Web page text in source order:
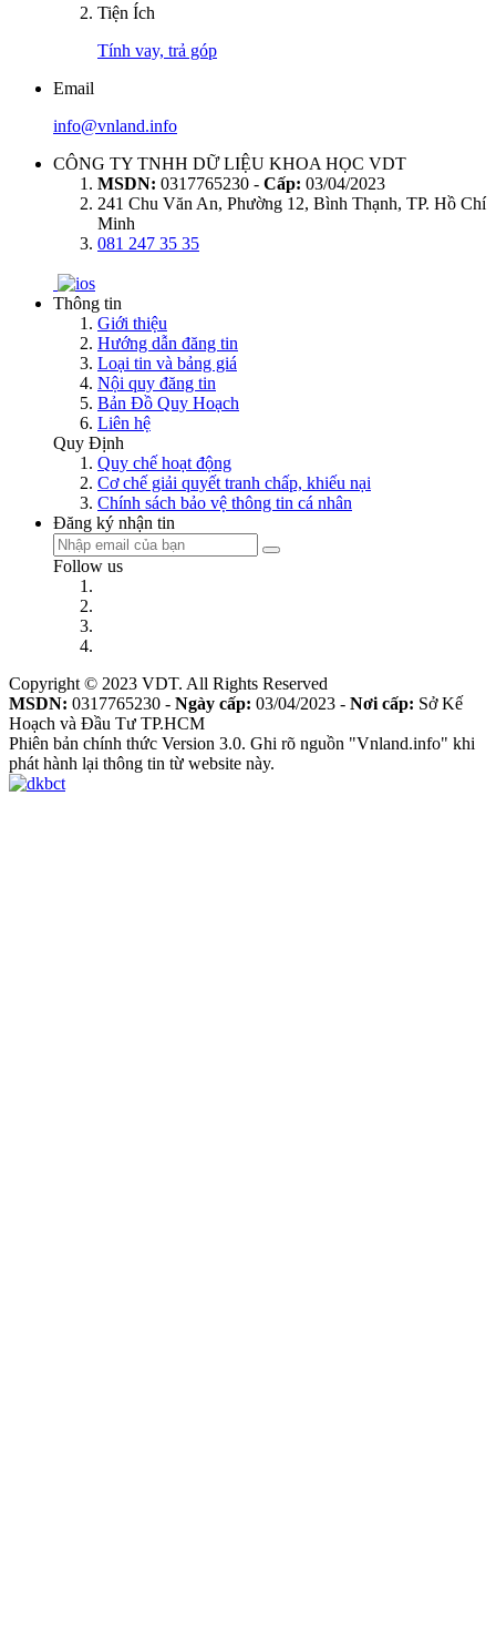
Tiện Ích
Tính vay, trả góp
Email
info@vnland.info
CÔNG TY TNHH DỮ LIỆU KHOA HỌC VDT
MSDN: 0317765230 - Cấp: 03/04/2023
241 Chu Văn An, Phường 12, Bình Thạnh, TP. Hồ Chí
Minh
081 247 35 35
Thông tin
Giới thiệu
Hướng dẫn đăng tin
Loại tin và bảng giá
Nội quy đăng tin
Bản Đồ Quy Hoạch
Liên hệ
Quy Định
Quy chế hoạt động
Cơ chế giải quyết tranh chấp, khiếu nại
Chính sách bảo vệ thông tin cá nhân
Đăng ký nhận tin
Follow us
Copyright © 2023 VDT. All Rights Reserved
MSDN: 0317765230 - Ngày cấp: 03/04/2023 - Nơi cấp: Sở Kế
Hoạch và Đầu Tư TP.HCM
Phiên bản chính thức Version 3.0. Ghi rõ nguồn "Vnland.info" khi
phát hành lại thông tin từ website này.